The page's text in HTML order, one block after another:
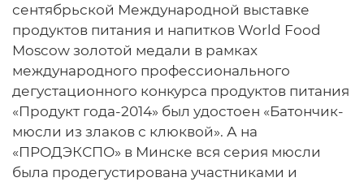
сентябрьской Международной выставке
продуктов питания и напитков World Food
Moscow золотой медали в рамках
международного профессионального
дегустационного конкурса продуктов питания
«Продукт года-2014» был удостоен «Батончик-
мюсли из злаков с клюквой». А на
«ПРОДЭКСПО» в Минске вся серия мюсли
была продегустирована участниками и